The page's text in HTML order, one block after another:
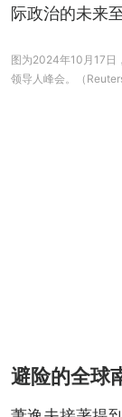
际政治的未来
图为2024年10月17日
领导人峰会。（Reuters
避险的全球